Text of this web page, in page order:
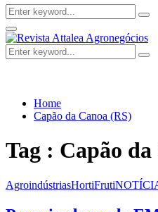
Search
for:
Facebook
Twitter
Instagram
Linkedin
Youtube
Email
Primary
Menu
Search
for:
Home
Capão da Canoa (RS)
Tag : Capão
AgroindústriasHortiFruti